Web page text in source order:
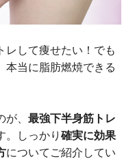
レして痩せたい！でも
本当に脂肪燃焼できる
、 最強下半身筋トレ
。しっかり 確実に効果
についてご紹介してい